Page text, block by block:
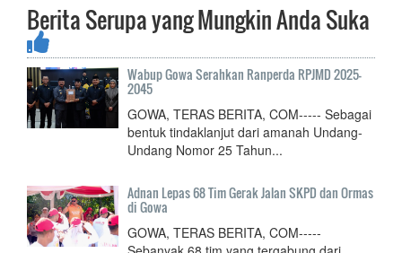
Berita Serupa yang Mungkin Anda Suka
Wabup Gowa Serahkan Ranperda RPJMD 2025-
2045
GOWA, TERAS BERITA, COM----- Sebagai
bentuk tindaklanjut dari amanah Undang-
Undang Nomor 25 Tahun...
Adnan Lepas 68 Tim Gerak Jalan SKPD dan Ormas
di Gowa
GOWA, TERAS BERITA, COM-----